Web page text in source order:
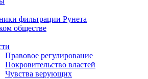
фильтрации Рунета
обществе
Правовое регулирование
Покровительство властей
Чувства верующих